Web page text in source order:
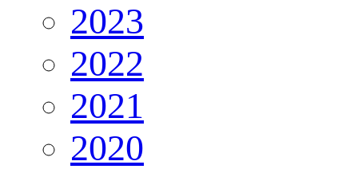
2023
2022
2021
2020